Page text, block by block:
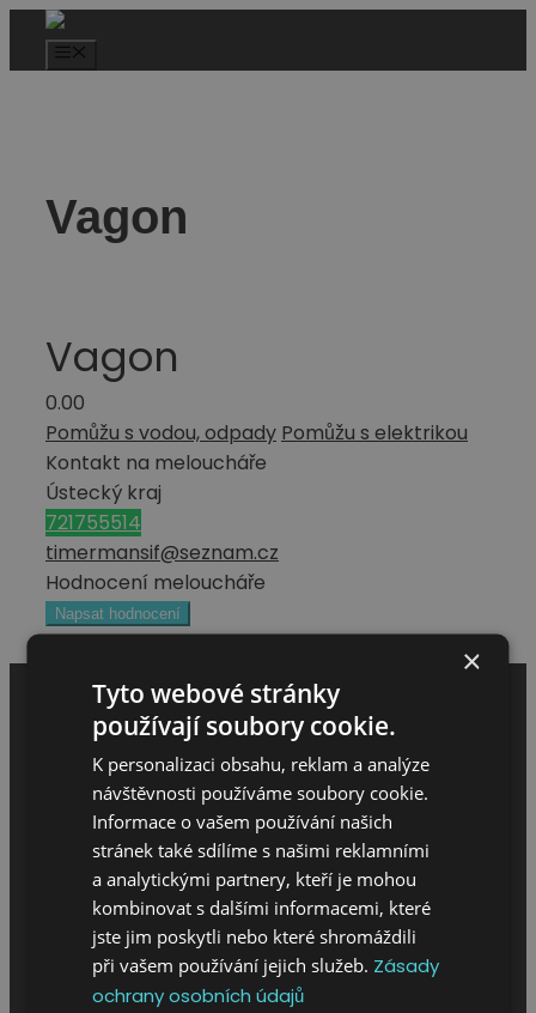
Vagon
Vagon
0.00
Pomůžu s vodou, odpady Pomůžu s elektrikou
Kontakt na meloucháře
Ústecký kraj
721755514
timermansif@seznam.cz
Hodnocení meloucháře
Napsat hodnocení
MENU
Úvod
O projektu
×
Tyto webové stránky
používají soubory cookie.
K personalizaci obsahu, reklam a analýze
návštěvnosti používáme soubory cookie.
Informace o vašem používání našich
stránek také sdílíme s našimi reklamními
a analytickými partnery, kteří je mohou
kombinovat s dalšími informacemi, které
jste jim poskytli nebo které shromáždili
při vašem používání jejich služeb. Zásady
ochrany osobních údajů